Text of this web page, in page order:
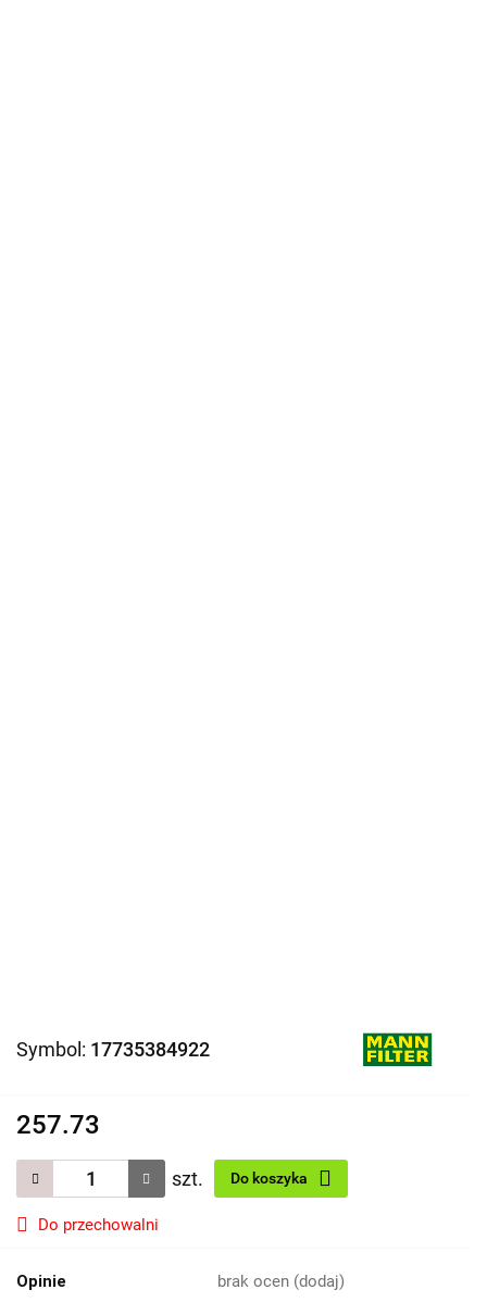
Symbol: 17735384922
257.73
szt. Do koszyka
Do przechowalni
Opinie brak ocen (dodaj)